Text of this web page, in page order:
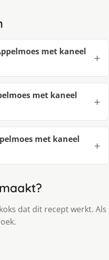
met kaneel
met kaneel
met kaneel
dat dit recept werkt. Als